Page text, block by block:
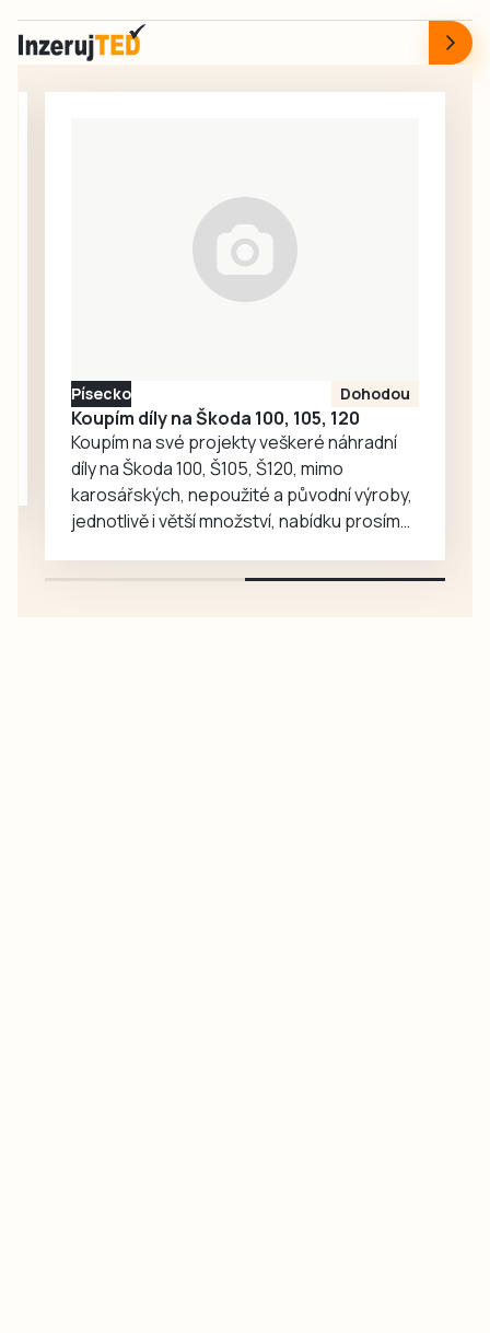
v Táboře. Začal
srpen a neděje se
Písecko Dohodou
Koupím díly na Škoda 100, 105, 120
Koupím na své projekty veškeré náhradní
díly na Škoda 100, Š105, Š120, mimo
karosářských, nepoužité a původní výroby,
jednotlivě i větší množství, nabídku prosím